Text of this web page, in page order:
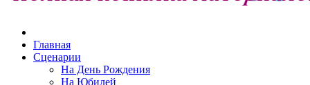
Главная
Сценарии
На День Рождения
На Юбилей